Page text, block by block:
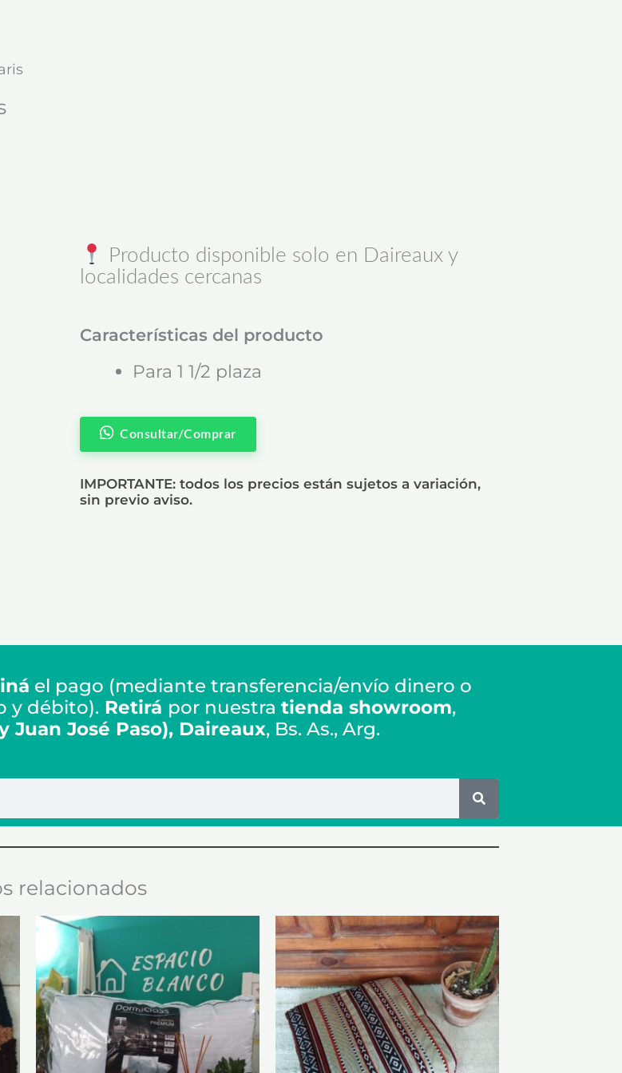
Producto disponible solo en Daireaux y
localidades cercanas
Características del producto
Para 1 1/2 plaza
Consultar/Comprar
IMPORTANTE: todos los precios están sujetos a variación,
sin previo aviso.
el pago (mediante transferencia/envío dinero o
y débito). Retirá por nuestra tienda showroom,
José Paso), Daireaux, Bs. As., Arg.
relacionados